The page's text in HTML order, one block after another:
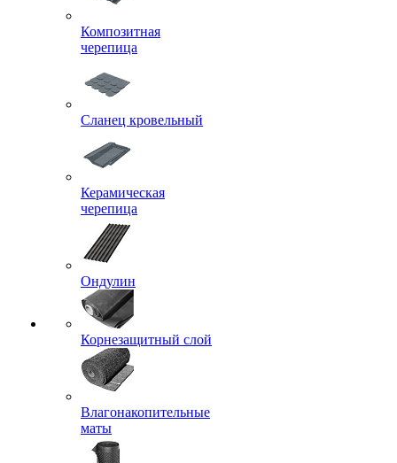
Композитная
черепица
Сланец кровельный
Керамическая
черепица
Ондулин
Корнезащитный слой
Влагонакопительные
маты